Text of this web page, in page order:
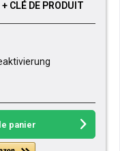
CLÉ DE PRODUIT
panier